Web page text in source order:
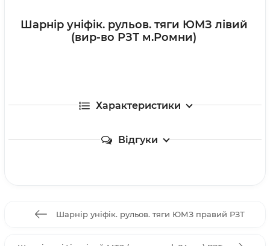
Шарнір уніфік. рульов. тяги ЮМЗ лівий
(вир-во РЗТ м.Ромни)
Характеристики
Відгуки
Шарнір уніфік. рульов. тяги ЮМЗ правий РЗТ